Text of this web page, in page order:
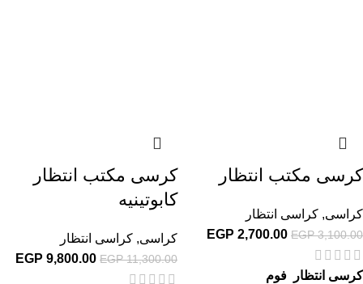
كرسى مكتب انتظار
كراسى, كراسى انتظار
EGP3,100.00
EGP 2,700.00
كرسى انتظار فوم
كرسى مكتب انتظار
كابوتينيه
كراسى, كراسى انتظار
EGP11,300.00
EGP 9,800.00